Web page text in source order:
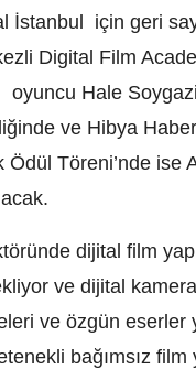
İstanbul için geri
Digital Film
oyuncu Hale
ve Hibya Haber
Töreni’nde ise
dijital film
ve dijital
ve özgün eserler
bağımsız film